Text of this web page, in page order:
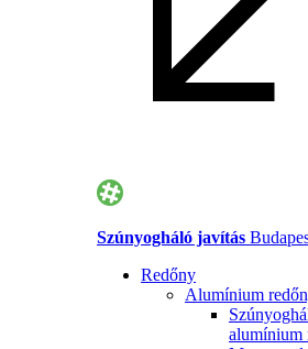
Szúnyogháló javítás
Redőny
Alumínium
alumínium